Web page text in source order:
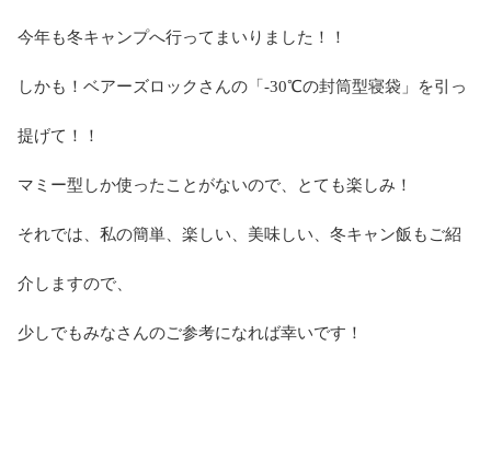
今年も冬キャンプへ行ってまいりました！！
しかも！ベアーズロックさんの「-30℃の封筒型寝袋」を引っ
提げて！！
マミー型しか使ったことがないので、とても楽しみ！
それでは、私の簡単、楽しい、美味しい、冬キャン飯もご紹
介しますので、
少しでもみなさんのご参考になれば幸いです！